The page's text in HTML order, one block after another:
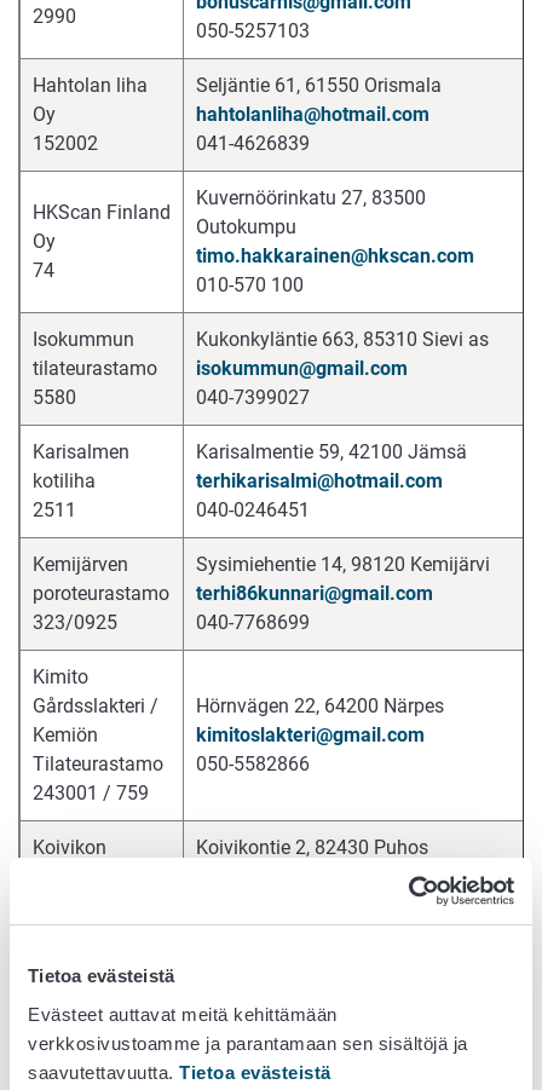
Tietoa evästeistä
Evästeet auttavat meitä kehittämään
verkkosivustoamme ja parantamaan sen sisältöjä ja
saavutettavuutta. Tietoa evästeistä
2990
050-5257103
Hahtolan liha
Oy
152002
Seljäntie 61, 61550 Orismala
hahtolanliha@hotmail.com
041-4626839
HKScan Finland
Oy
74
Kuvernöörinkatu 27, 83500
Outokumpu
timo.hakkarainen@hkscan.com
010-570 100
Isokummun
tilateurastamo
5580
Kukonkyläntie 663, 85310 Sievi as
isokummun@gmail.com
040-7399027
Karisalmen
kotiliha
2511
Karisalmentie 59, 42100 Jämsä
terhikarisalmi@hotmail.com
040-0246451
Kemijärven
poroteurastamo
323/0925
Sysimiehentie 14, 98120 Kemijärvi
terhi86kunnari@gmail.com
040-7768699
Kimito
Gårdsslakteri /
Kemiön
Tilateurastamo
243001 / 759
Hörnvägen 22, 64200 Närpes
kimitoslakteri@gmail.com
050-5582866
Koivikon
Koivikontie 2, 82430 Puhos
koivikonlahiliha@gmail.com
Maatila ja Liha
Tmi.
507002
kuvalanliha@pp.inet.fi
040-5458629